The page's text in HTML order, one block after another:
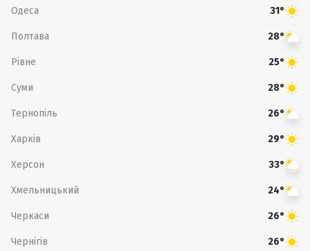
Одеса 31°
Полтава 28°
Рівне 25°
Суми 28°
Тернопіль 26°
Харків 29°
Херсон 33°
Хмельницький 24°
Черкаси 26°
Чернігів 26°